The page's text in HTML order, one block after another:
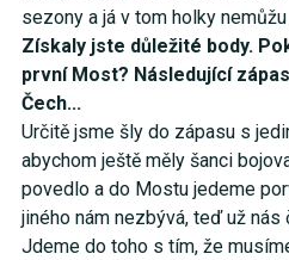
sezony a já v tom holky
Získaly jste důležité body.
první Most? Následující
Čech...
Určitě jsme šly do zápasu s
abychom ještě měly šanci
povedlo a do Mostu jedeme
jiného nám nezbývá, teď už nás
Jdeme do toho s tím, že